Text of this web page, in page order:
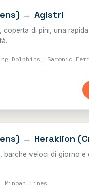
→ Agistri
coperta di pini, una
Dolphins, Saronic
→ Heraklion
barche veloci di giorno e
Minoan Lines